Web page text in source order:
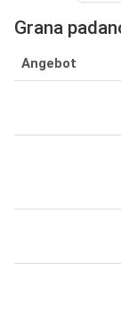
Grana
Angebot